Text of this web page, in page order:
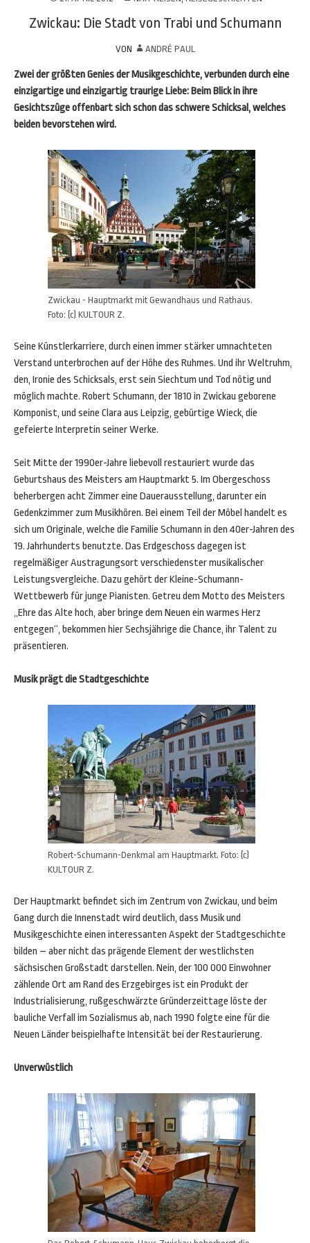
Zwickau: Die Stadt von Trabi und Schumann
VON ANDRÉ PAUL
Zwei der größten Genies der Musikgeschichte, verbunden durch eine
einzigartige und einzigartig traurige Liebe: Beim Blick in ihre
Gesichtszüge offenbart sich schon das schwere Schicksal, welches
beiden bevorstehen wird.
Zwickau - Hauptmarkt mit Gewandhaus und Rathaus.
Foto: (c) KULTOUR Z.
Seine Künstlerkarriere, durch einen immer stärker umnachteten
Verstand unterbrochen auf der Höhe des Ruhmes. Und ihr Weltruhm,
den, Ironie des Schicksals, erst sein Siechtum und Tod nötig und
möglich machte. Robert Schumann, der 1810 in Zwickau geborene
Komponist, und seine Clara aus Leipzig, gebürtige Wieck, die
gefeierte Interpretin seiner Werke.
Seit Mitte der 1990er-Jahre liebevoll restauriert wurde das
Geburtshaus des Meisters am Hauptmarkt 5. Im Obergeschoss
beherbergen acht Zimmer eine Dauerausstellung, darunter ein
Gedenkzimmer zum Musikhören. Bei einem Teil der Möbel handelt es
sich um Originale, welche die Familie Schumann in den 40er-Jahren des
19. Jahrhunderts benutzte. Das Erdgeschoss dagegen ist
regelmäßiger Austragungsort verschiedenster musikalischer
Leistungsvergleiche. Dazu gehört der Kleine-Schumann-
Wettbewerb für junge Pianisten. Getreu dem Motto des Meisters
„Ehre das Alte hoch, aber bringe dem Neuen ein warmes Herz
entgegen“, bekommen hier Sechsjährige die Chance, ihr Talent zu
präsentieren.
Musik prägt die Stadtgeschichte
Robert-Schumann-Denkmal am Hauptmarkt. Foto: (c)
KULTOUR Z.
Der Hauptmarkt befindet sich im Zentrum von Zwickau, und beim
Gang durch die Innenstadt wird deutlich, dass Musik und
Musikgeschichte einen interessanten Aspekt der Stadtgeschichte
bilden – aber nicht das prägende Element der westlichsten
sächsischen Großstadt darstellen. Nein, der 100 000 Einwohner
zählende Ort am Rand des Erzgebirges ist ein Produkt der
Industrialisierung, rußgeschwärzte Gründerzeittage löste der
bauliche Verfall im Sozialismus ab, nach 1990 folgte eine für die
Neuen Länder beispielhafte Intensität bei der Restaurierung.
Unverwüstlich